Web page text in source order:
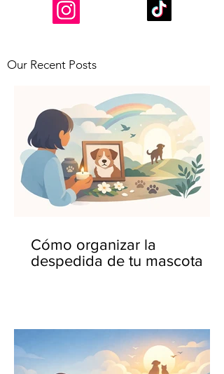
Our Recent Posts
Cómo organizar la
despedida de tu mascota